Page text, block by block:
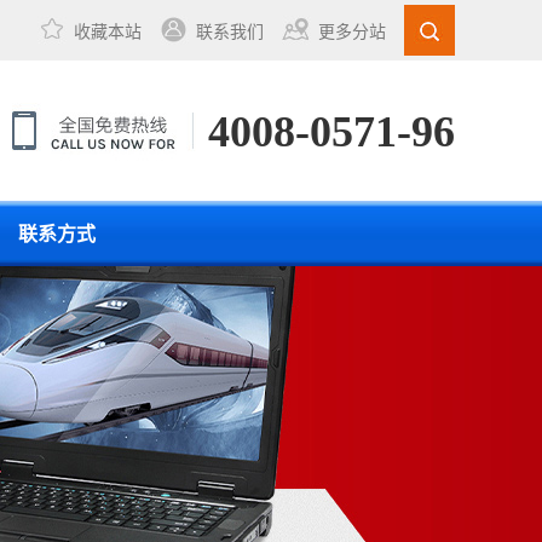
收藏本站 联系我们 更多分站
4008-0571-96
联系方式